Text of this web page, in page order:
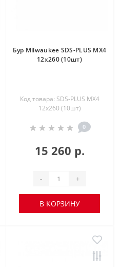
Бур Milwaukee SDS-PLUS MX4
12х260 (10шт)
Код товара: SDS-PLUS MX4
12х260 (10шт)
0
15 260 р.
- +
В КОРЗИНУ